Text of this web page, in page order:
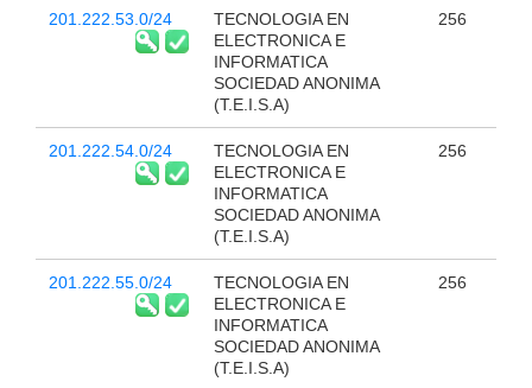
201.222.53.0/24
TECNOLOGIA EN
ELECTRONICA E
INFORMATICA
SOCIEDAD ANONIMA
(T.E.I.S.A)
256
201.222.54.0/24
TECNOLOGIA EN
ELECTRONICA E
INFORMATICA
SOCIEDAD ANONIMA
(T.E.I.S.A)
256
201.222.55.0/24
TECNOLOGIA EN
ELECTRONICA E
INFORMATICA
SOCIEDAD ANONIMA
(T.E.I.S.A)
256